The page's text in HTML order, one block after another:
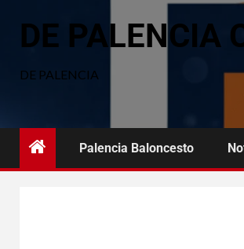
DE PALENCIA
DE PALENCIA
Palencia Baloncesto